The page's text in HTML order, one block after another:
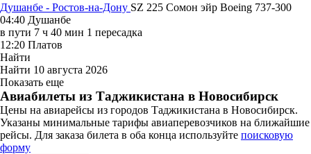
Душанбе - Ростов-на-Дону SZ 225 Сомон эйр Boeing 737-300
04:40 Душанбе
в пути 7 ч 40 мин 1 пересадка
12:20 Платов
Найти
Найти 10 августа 2026
Показать еще
Авиабилеты из Таджикистана в Новосибирск
Цены на авиарейсы из городов Таджикистана в Новосибирск.
Указаны минимальные тарифы авиаперевозчиков на ближайшие
рейсы. Для заказа билета в оба конца используйте поисковую
форму